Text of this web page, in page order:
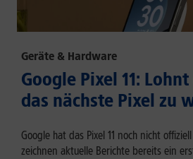
Geräte & Hardware
Google Pixel 11:
das nächste Pixel zu
Google hat das Pixel 11 noch nicht
zeichnen aktuelle Berichte bereits ein